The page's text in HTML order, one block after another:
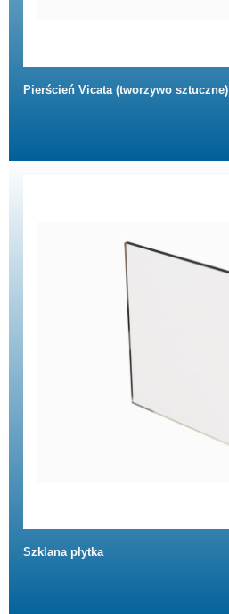
Pierścień Vicata (tworzywo sztuczne)
Szklana płytka